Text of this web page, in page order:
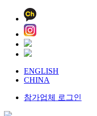
ENGLISH
CHINA
참가업체 로그인